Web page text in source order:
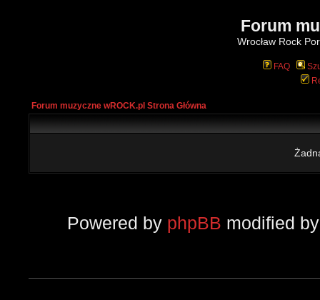
Forum
Wrocław Rock
FAQ
Forum muzyczne wROCK.pl Strona Główna
Powered by phpBB modified